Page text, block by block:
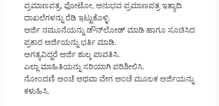
ಪ್ರಮಾಣಪತ್ರ, ಫೋಟೋ, ಅನುಭವ ಪ್ರಮಾಣಪತ್ರ ಇತ್ಯಾದಿ
ದಾಖಲೆಗಳನ್ನು ರೆಡಿ ಇಟ್ಟುಕೊಳ್ಳಿ.
ಅರ್ಜಿ ನಮೂನೆಯನ್ನು ಡೌನ್‌ಲೋಡ್ ಮಾಡಿ ಹಾಗೂ ಸೂಚಿಸಿದ
ಪ್ರಕಾರ ಅರ್ಜಿಯನ್ನು ಭರ್ತಿ ಮಾಡಿ.
ಅಗತ್ಯವಿದ್ದರೆ ಅರ್ಜಿ ಶುಲ್ಕ ಪಾವತಿಸಿ.
ಎಲ್ಲಾ ಮಾಹಿತಿಯನ್ನು ಸರಿಯಾಗಿ ಪರಿಶೀಲಿಸಿ.
ನೋಂದಣಿ ಅಂಚೆ ಅಥವಾ ವೇಗ ಅಂಚೆ ಮೂಲಕ ಅರ್ಜಿಯನ್ನು
ಕಳುಹಿಸಿ.